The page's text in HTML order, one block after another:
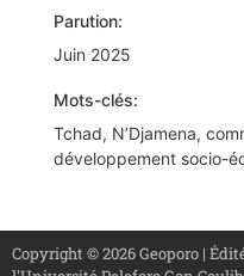
Parution:
Juin 2025
Mots-clés:
Tchad, N’Djamena,
développement socio-
Copyright © 2026 Geoporo |